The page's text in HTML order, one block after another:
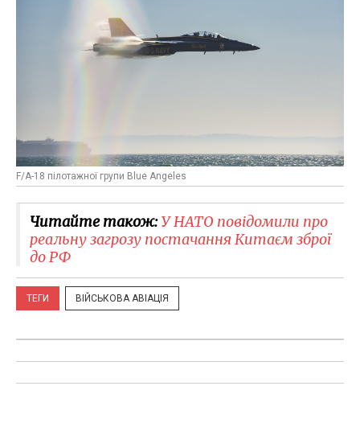
F/A-18 пілотажної групи Blue Angeles
Читайте також:У НАТО повідомили про
реальну загрозу постачання Китаєм зброї
до РФ
ТЕГИ ВІЙСЬКОВА АВІАЦІЯ